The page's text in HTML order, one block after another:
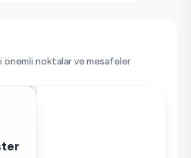
önemli noktalar ve mesafeler